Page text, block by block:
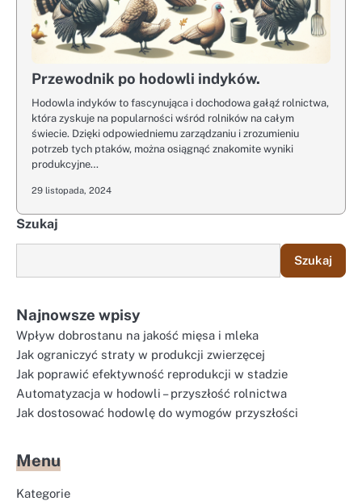
Przewodnik po hodowli indyków.
Hodowla indyków to fascynująca i dochodowa gałąź rolnictwa,
która zyskuje na popularności wśród rolników na całym
świecie. Dzięki odpowiedniemu zarządzaniu i zrozumieniu
potrzeb tych ptaków, można osiągnąć znakomite wyniki
produkcyjne…
29 listopada, 2024
Szukaj
Szukaj
Najnowsze wpisy
Wpływ dobrostanu na jakość mięsa i mleka
Jak ograniczyć straty w produkcji zwierzęcej
Jak poprawić efektywność reprodukcji w stadzie
Automatyzacja w hodowli – przyszłość rolnictwa
Jak dostosować hodowlę do wymogów przyszłości
Menu
Kategorie